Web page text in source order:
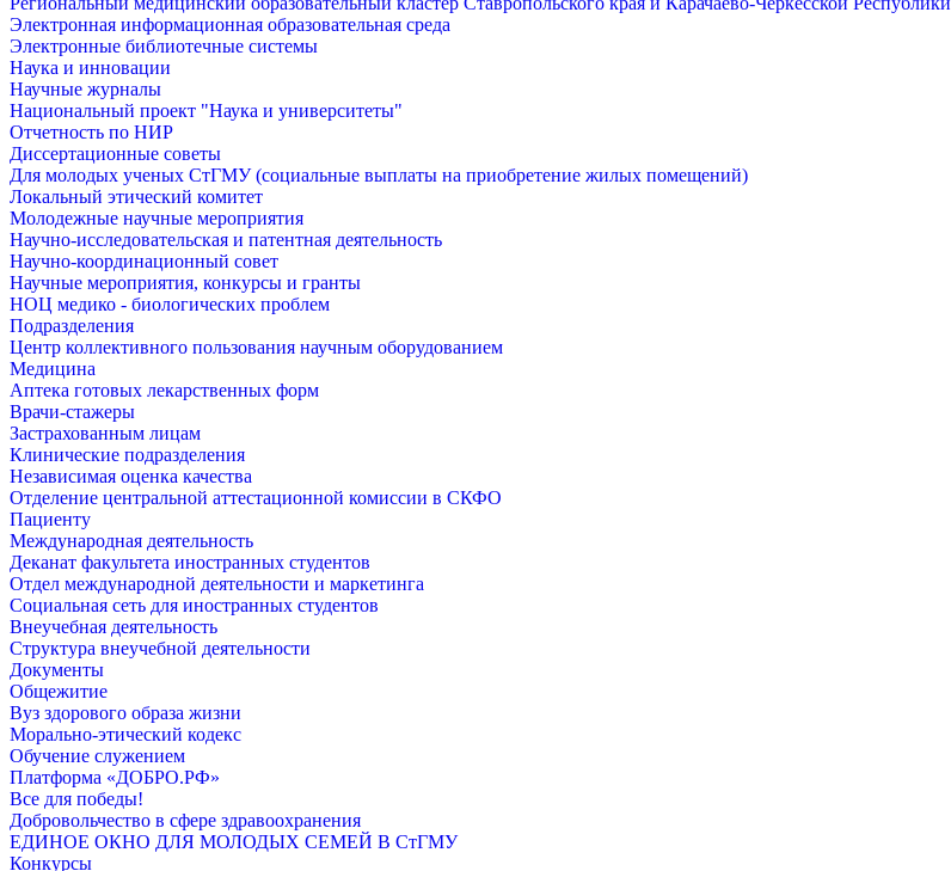
Электронная информационная образовательная среда
Электронные библиотечные системы
Наука и инновации
Научные журналы
Национальный проект "Наука и университеты"
Отчетность по НИР
Диссертационные советы
Для молодых ученых СтГМУ (социальные выплаты на приобретение жилых помещений)
Локальный этический комитет
Молодежные научные мероприятия
Научно-исследовательская и патентная деятельность
Научно-координационный совет
Научные мероприятия, конкурсы и гранты
НОЦ медико - биологических проблем
Подразделения
Центр коллективного пользования научным оборудованием
Медицина
Аптека готовых лекарственных форм
Врачи-стажеры
Застрахованным лицам
Клинические подразделения
Независимая оценка качества
Отделение центральной аттестационной комиссии в СКФО
Пациенту
Международная деятельность
Деканат факультета иностранных студентов
Отдел международной деятельности и маркетинга
Социальная сеть для иностранных студентов
Внеучебная деятельность
Структура внеучебной деятельности
Документы
Общежитие
Вуз здорового образа жизни
Морально-этический кодекс
Обучение служением
Платформа «ДОБРО.РФ»
Все для победы!
Добровольчество в сфере здравоохранения
ЕДИНОЕ ОКНО ДЛЯ МОЛОДЫХ СЕМЕЙ В СтГМУ
Конкурсы